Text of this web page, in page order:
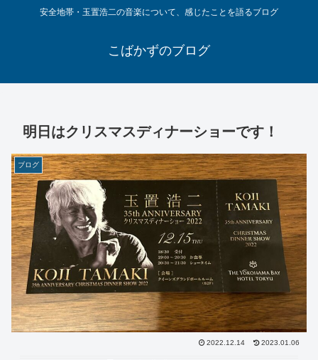
安全地帯・玉置浩二の音楽について、感じたことを語るブログ
こばかずのブログ
明日はクリスマスディナーショーです！
ブログ
2022.12.14 2023.01.06